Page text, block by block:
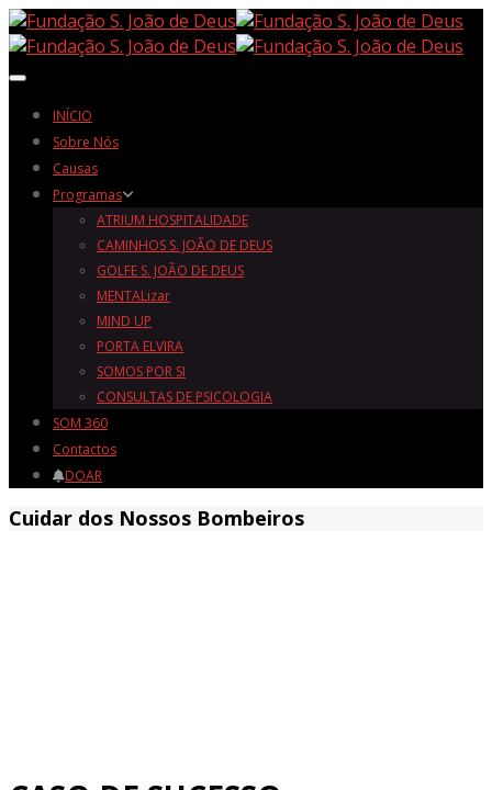
Toggle navigation
INÍCIO
Sobre Nós
Causas
Programas
ATRIUM HOSPITALIDADE
CAMINHOS S. JOÃO DE DEUS
GOLFE S. JOÃO DE DEUS
MENTALizar
MIND UP
PORTA ELVIRA
SOMOS POR SI
CONSULTAS DE PSICOLOGIA
SOM 360
Contactos
DOAR
Cuidar dos Nossos Bombeiros